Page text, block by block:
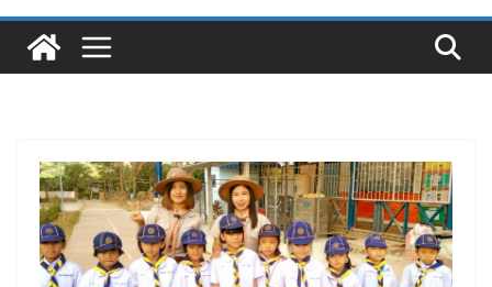
๑,๙๗๒ ชุด โดยวิธีเฉพาะเจาะจง